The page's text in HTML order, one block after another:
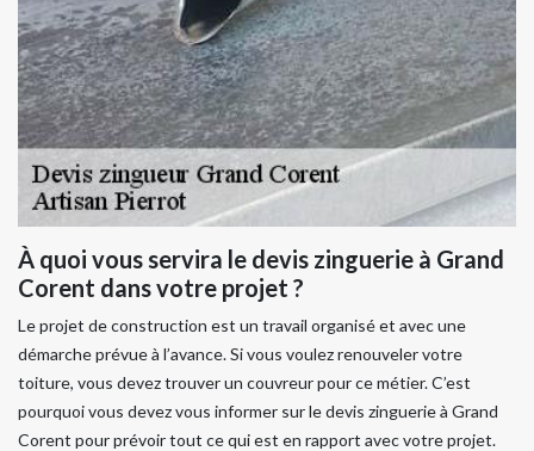
À quoi vous servira le devis zinguerie à Grand
Corent dans votre projet ?
Le projet de construction est un travail organisé et avec une
démarche prévue à l’avance. Si vous voulez renouveler votre
toiture, vous devez trouver un couvreur pour ce métier. C’est
pourquoi vous devez vous informer sur le devis zinguerie à Grand
Corent pour prévoir tout ce qui est en rapport avec votre projet.